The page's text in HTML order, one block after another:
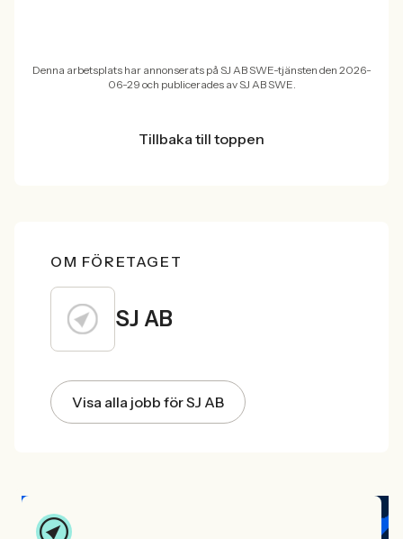
Denna arbetsplats har annonserats på SJ AB SWE-tjänsten den 2026-
06-29 och publicerades av SJ AB SWE.
Tillbaka till toppen
OM FÖRETAGET
SJ AB
Visa alla jobb för SJ AB